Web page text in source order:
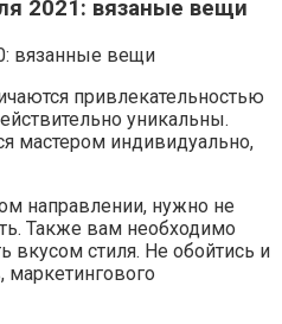
2021: вязаные вещи
привлекательностью
уникальны.
мастером индивидуально,
направлении, нужно не
Также вам необходимо
вкусом стиля. Не обойтись и
маркетингового